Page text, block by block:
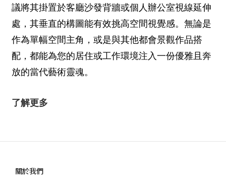
議將其掛置於客廳沙發背牆或個人辦公室視線延伸
處，其垂直的構圖能有效挑高空間視覺感。無論是
作為單幅空間主角，或是與其他都會景觀作品搭
配，都能為您的居住或工作環境注入一份優雅且奔
放的當代藝術靈魂。
了解更多
關於我們